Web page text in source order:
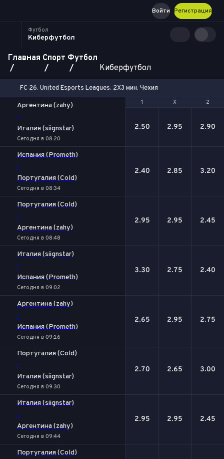
Регистрация
Войти
Футбол
Киберфутбол
Главная Спорт Футбол
Киберфутбол
FC 26. United Esports Leagues. 2X3 мин. Чехия
1 Х 2
Аргентина (zahy)
-
Италия (siignstar)
Сегодня в 08:20
1 Х 2
2.50 2.95 2.90
Испания (Prometh)
-
Португалия (Cold)
Сегодня в 08:34
2.40 2.85 3.20
Португалия (Cold)
-
Аргентина (zahy)
Сегодня в 08:48
2.95 2.95 2.45
Италия (siignstar)
-
Испания (Prometh)
Сегодня в 09:02
3.30 2.75 2.40
Аргентина (zahy)
-
Испания (Prometh)
Сегодня в 09:16
2.65 2.95 2.75
Португалия (Cold)
-
Италия (siignstar)
Сегодня в 09:30
2.70 2.65 3.00
Италия (siignstar)
-
Аргентина (zahy)
Сегодня в 09:44
2.95 2.95 2.45
Португалия (Cold)